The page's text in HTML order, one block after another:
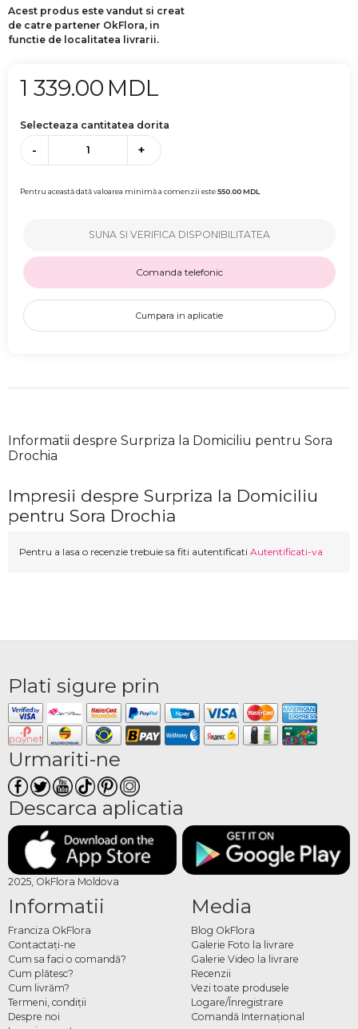
Acest produs este vandut si creat
de catre partener OkFlora, in
functie de localitatea livrarii.
1 339.00 MDL
Selecteaza cantitatea dorita
- +
Pentru această dată valoarea minimă a comenzii este550.00MDL
SUNA SI VERIFICA DISPONIBILITATEA
Comanda telefonic
Cumpara in aplicatie
Informatii despre Surpriza la Domiciliu pentru Sora
Drochia
Impresii despre Surpriza la Domiciliu
pentru Sora Drochia
Pentru a lasa o recenzie trebuie sa fiti autentificati Autentificati-va
Plati sigure prin
Urmariti-ne
Descarca aplicatia
2025, OkFlora Moldova
Informatii
Franciza OkFlora
Contactaţi-ne
Cum sa faci o comandă?
Cum plătesc?
Cum livrăm?
Termeni, condiţii
Despre noi
Media
Blog OkFlora
Galerie Foto la livrare
Galerie Video la livrare
Recenzii
Vezi toate produsele
Logare/Înregistrare
Comandă Internațional